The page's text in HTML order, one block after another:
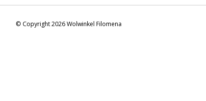
© Copyright 2026 Wolwinkel Filomena